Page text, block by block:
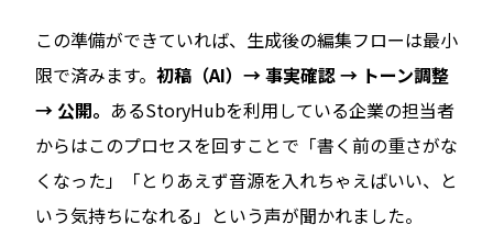
この準備ができていれば、生成後の編集フローは最小
限で済みます。 初稿（AI）→ 事実確認 → トーン調整
→ 公開。 あるStoryHubを利用している企業の担当者
からはこのプロセスを回すことで「書く前の重さがな
くなった」「とりあえず音源を入れちゃえばいい、と
いう気持ちになれる」という声が聞かれました。